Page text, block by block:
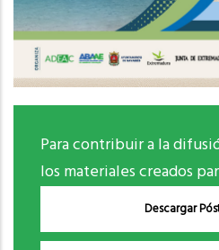
Para contribuir a la
los materiales creados
Descargar